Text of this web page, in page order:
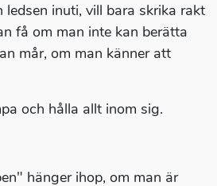
ledsen inuti, vill bara skrika rakt
få om man inte kan berätta
mår, om man känner att
och hålla allt inom sig.
hänger ihop, om man är